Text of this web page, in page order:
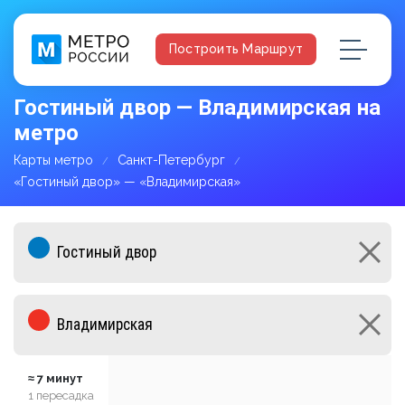
Построить Маршрут
Гостиный двор — Владимирская на
метро
Карты метро
Санкт-Петербург
«Гостиный двор» — «Владимирская»
≈ 7 минут
1 пересадка